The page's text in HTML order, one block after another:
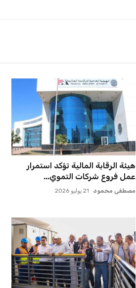
هيئة الرقابة المالية تؤكد استمرار
عمل فروع شركات التموي...
مصطفى محمود 21 يوليو 2026